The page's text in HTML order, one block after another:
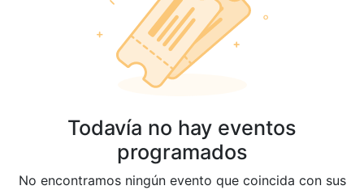
Todavía no hay eventos
programados
No encontramos ningún evento que coincida con sus